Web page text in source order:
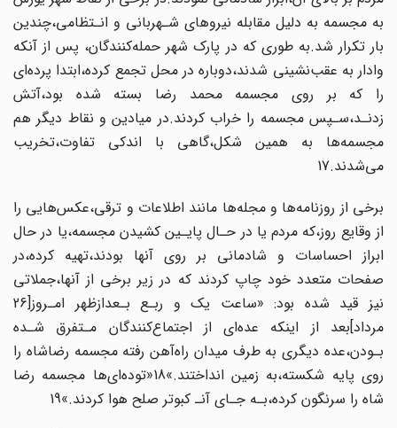
به مجسمه به دلیل مقابله‌ نیروهای شـهربانی و انـتظامی،چندین
بار تکرار شد.به طوری‌ که‌ در پارک شهر حمله‌کنندگان، پس از آنکه
وادار به عقب‌نشینی شدند،دوباره در‌ محل‌ تجمع‌ کرده،ابتدا پرده‌ای
را که بر روی‌ مجسمه محمد رضا بسته شده بود،آتش‌
زدنـد‌،سـپس مجسمه را خراب کردند.در میادین و نقاط دیگر هم
مجسمه‌ها به همین‌ شکل‌،گاهی‌ با اندکی تفاوت،تخریب
می‌شدند.17
برخی از روزنامه‌ها و مجله‌ها مانند اطلاعات و ترقی،عکس‌هایی را‌
از‌ وقایع روز،که مردم‌ یا در حـال پایـین کشیدن مجسمه،یا در‌ حال‌
ابراز‌ احساسات و شادمانی بر روی آنها بودند،تهیه‌ کرده،در
صفحات متعدد خود چاپ کردند که‌ در‌ زیر‌ برخی از آنها،جملاتی
نیز قید شده بود: «ساعت یک و ربـع بـعدازظهر‌ امـروز[‌26
مرداد]بعد از اینکه عده‌ای از اجتماع‌کنندگان مـتفرق‌ شـده
بـودن،عده دیگری به طرف میدان راه‌آهن‌ رفته‌ مجسمه رضاشاه را
روی پایه شکسته،به‌ زمین انداختند.»18«توده‌ای‌ها مجسمه‌ رضا‌
شاه را سرنگون کرده،بـه جـای آنـ‌ کبوتر‌ صلح‌ هوا کردند.»19